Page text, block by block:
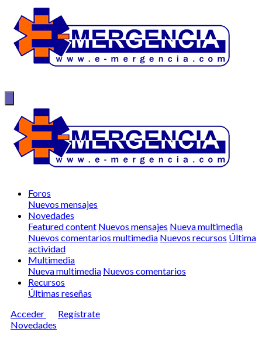
Foros
Nuevos mensajes
Novedades
Featured content Nuevos mensajes Nueva multimedia
Nuevos comentarios multimedia Nuevos recursos Última
actividad
Multimedia
Nueva multimedia Nuevos comentarios
Recursos
Últimas reseñas
Acceder
Regístrate
Novedades